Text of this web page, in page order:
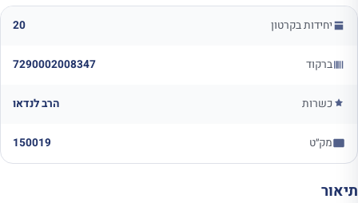
יחידות בקרטון 20
ברקוד 7290002008347
כשרות הרב לנדאו
מק״ט 150019
תיאור